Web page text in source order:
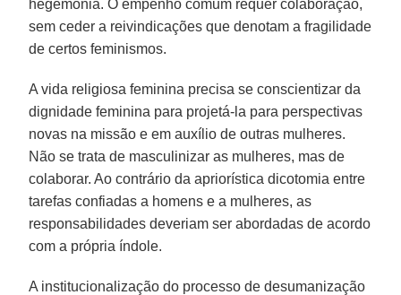
hegemonia. O empenho comum requer colaboração,
sem ceder a reivindicações que denotam a fragilidade
de certos feminismos.
A vida religiosa feminina precisa se conscientizar da
dignidade feminina para projetá-la para perspectivas
novas na missão e em auxílio de outras mulheres.
Não se trata de masculinizar as mulheres, mas de
colaborar. Ao contrário da apriorística dicotomia entre
tarefas confiadas a homens e a mulheres, as
responsabilidades deveriam ser abordadas de acordo
com a própria índole.
A institucionalização do processo de desumanização